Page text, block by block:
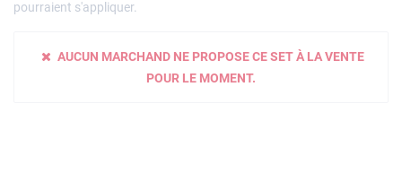
pourraient s'appliquer.
AUCUN MARCHAND NE PROPOSE CE SET À LA VENTE
POUR LE MOMENT.